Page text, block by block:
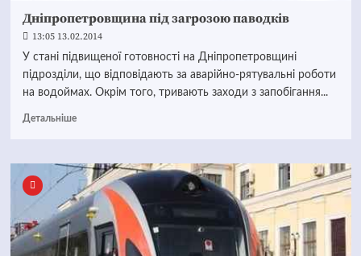
Дніпропетровщина під загрозою паводків
13:05 13.02.2014
У стані підвищеної готовності на Дніпропетровщині
підрозділи, що відповідають за аварійно-рятувальні роботи
на водоймах. Окрім того, тривають заходи з запобігання...
Детальніше